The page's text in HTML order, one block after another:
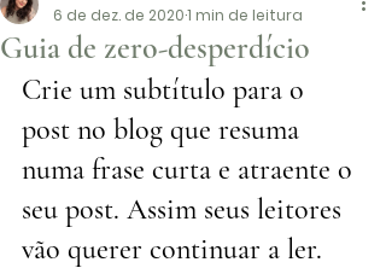
Guia de zero-desperdício
6 de dez. de 20201 min de leitura
Crie um subtítulo para o
post no blog que resuma
numa frase curta e atraente o
seu post. Assim seus leitores
vão querer continuar a ler.